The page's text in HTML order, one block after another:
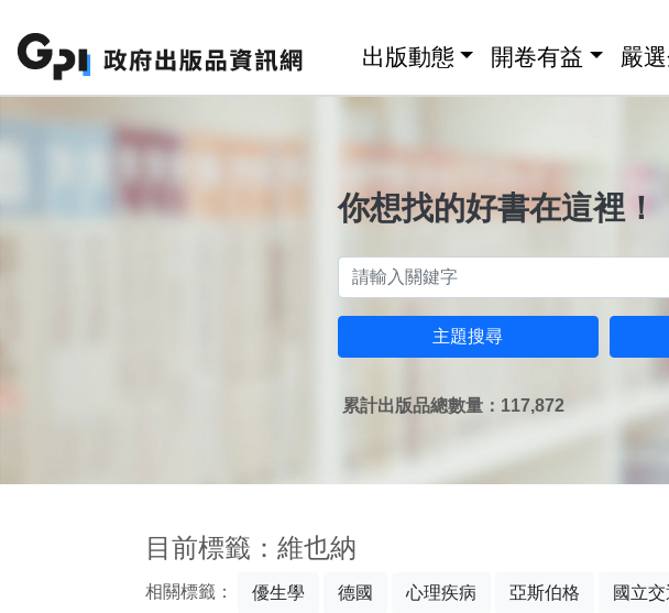
出版動態 開卷有益 嚴
你想找的好書在這裡！
主題搜尋
累計出版品總數量：117,872
目前標籤：維也納
相關標籤： 優生學 德國 心理疾病 亞斯伯格 國立